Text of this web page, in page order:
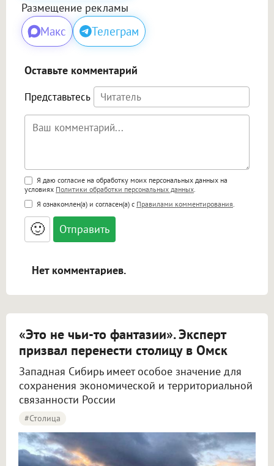
Размещение рекламы
Макс Телеграм
Оставьте комментарий
Представьтесь
Поддержка HTML
<b>, <strong>, <u>, <i>, <em>, <s>, <big>,
<small>, <sup>, <sub>, <pre>, <ul>, <ol>, <li>,
<blockquote>, <code> экранирует HTML,
адреса URL автоматически становятся
ссылками, и [img]адрес[/img] будет
Я даю согласие на обработку моих персональных данных на
условиях Политики обработки персональных данных
Я ознакомлен(а) и согласен(а) с Правилами комментирования
🙂
Нет комментариев.
«Это не чьи-то фантазии». Эксперт
призвал перенести столицу в Омск
Западная Сибирь имеет особое значение для
сохранения экономической и территориальной
связанности России
#столица